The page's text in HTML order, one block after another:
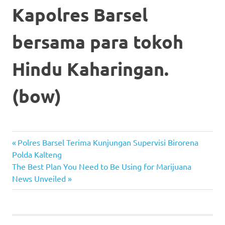
Kapolres Barsel
bersama para tokoh
Hindu Kaharingan.
(bow)
Post
navigation
Previous
Post:
Polres Barsel Terima Kunjungan Supervisi Birorena
Polda Kalteng
Next
Post:
The Best Plan You Need to Be Using for Marijuana
News Unveiled